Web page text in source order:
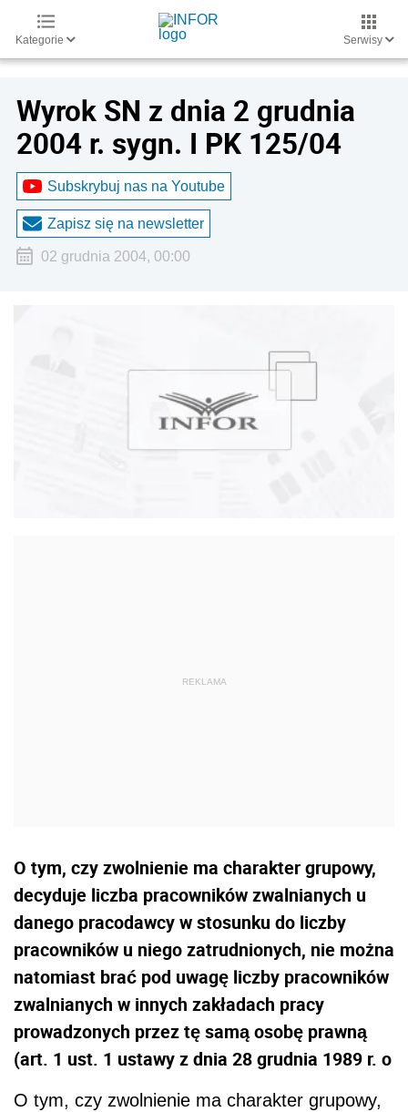
Kategorie Serwisy
Wyrok SN z dnia 2 grudnia
2004 r. sygn. I PK 125/04
Subskrybuj nas na Youtube
Zapisz się na newsletter
02 grudnia 2004, 00:00
O tym, czy zwolnienie ma charakter grupowy,
decyduje liczba pracowników zwalnianych u
danego pracodawcy w stosunku do liczby
pracowników u niego zatrudnionych, nie można
natomiast brać pod uwagę liczby pracowników
zwalnianych w innych zakładach pracy
prowadzonych przez tę samą osobę prawną
(art. 1 ust. 1 ustawy z dnia 28 grudnia 1989 r. o
O tym, czy zwolnienie ma charakter grupowy,